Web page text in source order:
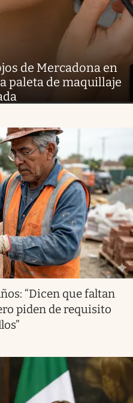
de Mercadona en
paleta de maquillaje
“Dicen que faltan
piden de requisito